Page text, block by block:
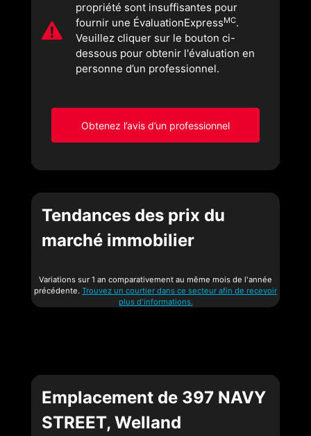
propriété sont insuffisantes pour
fournir une ÉvaluationExpressMC.
Veuillez cliquer sur le bouton ci-
dessous pour obtenir l'évaluation en
personne d’un professionnel.
Obtenez l’avis d’un professionnel
Tendances des prix du
marché immobilier
Variations sur 1 an comparativement au même mois de l'année
précédente. Trouvez un courtier dans ce secteur afin de recevoir
plus d'informations.
Emplacement de 397 NAVY
STREET, Welland